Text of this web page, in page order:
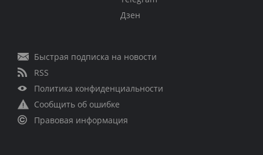
Дзен
Быстрая подписка на новости
RSS
Политика конфиденциальности
Сообщить об ошибке
Правовая информация